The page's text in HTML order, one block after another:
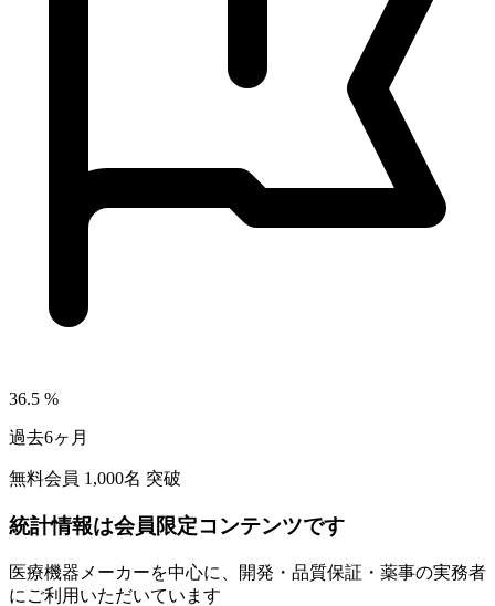
36.5 %
過去6ヶ月
無料会員 1,000名 突破
統計情報は会員限定コンテンツです
医療機器メーカーを中心に、開発・品質保証・薬事の実務者
にご利用いただいています